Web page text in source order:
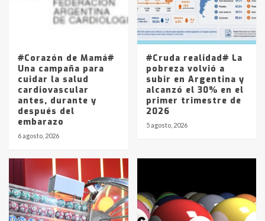
Los precios de los combustibles en
La Pampa, desde YPF hasta Axion
entre 857 a 1338 pesos
#Corazón de Mamá#
Una campaña para
cuidar la salud
cardiovascular
antes, durante y
después del
embarazo
6 agosto, 2026
#Cruda realidad# La
pobreza volvió a
subir en Argentina y
alcanzó el 30% en el
primer trimestre de
2026
5 agosto, 2026